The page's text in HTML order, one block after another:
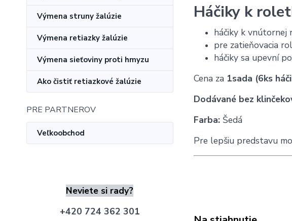
Výmena struny žalúzie
Výmena retiazky žalúzie
Výmena sieťoviny proti hmyzu
Ako čistiť retiazkové žalúzie
PRE PARTNEROV
Veľkoobchod
Neviete si rady?
+420 724 362 301
Háčiky k
háčiky k vnútornej
pre zatieňovacia
háčiky sa upevní
Cena za 1sada (6ks
Dodávané bez
Farba:Šedá
Pre lepšiu predstavu